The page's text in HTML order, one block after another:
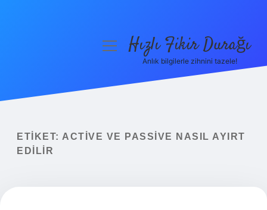
Yasal Uyarı
menüyüHızlı Fikir Durağı
Anlık bilgilerle zihnini tazele!
ETIKET: ACTIVE VE PASSIVE NASIL AYIRT
EDILIR